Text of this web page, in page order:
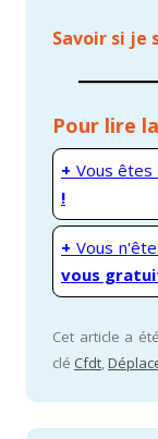
Savoir si je
Pour lire
+ Vous êtes
!
+ Vous
vous
Cet article a
clé Cfdt,